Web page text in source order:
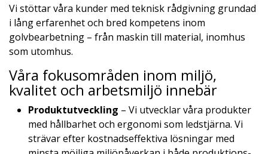
Vi stöttar våra kunder med teknisk rådgivning grundad
i lång erfarenhet och bred kompetens inom
golvbearbetning – från maskin till material, inomhus
som utomhus.
Våra fokusområden inom miljö,
kvalitet och arbetsmiljö innebär
Produktutveckling – Vi utvecklar våra produkter
med hållbarhet och ergonomi som ledstjärna. Vi
strävar efter kostnadseffektiva lösningar med